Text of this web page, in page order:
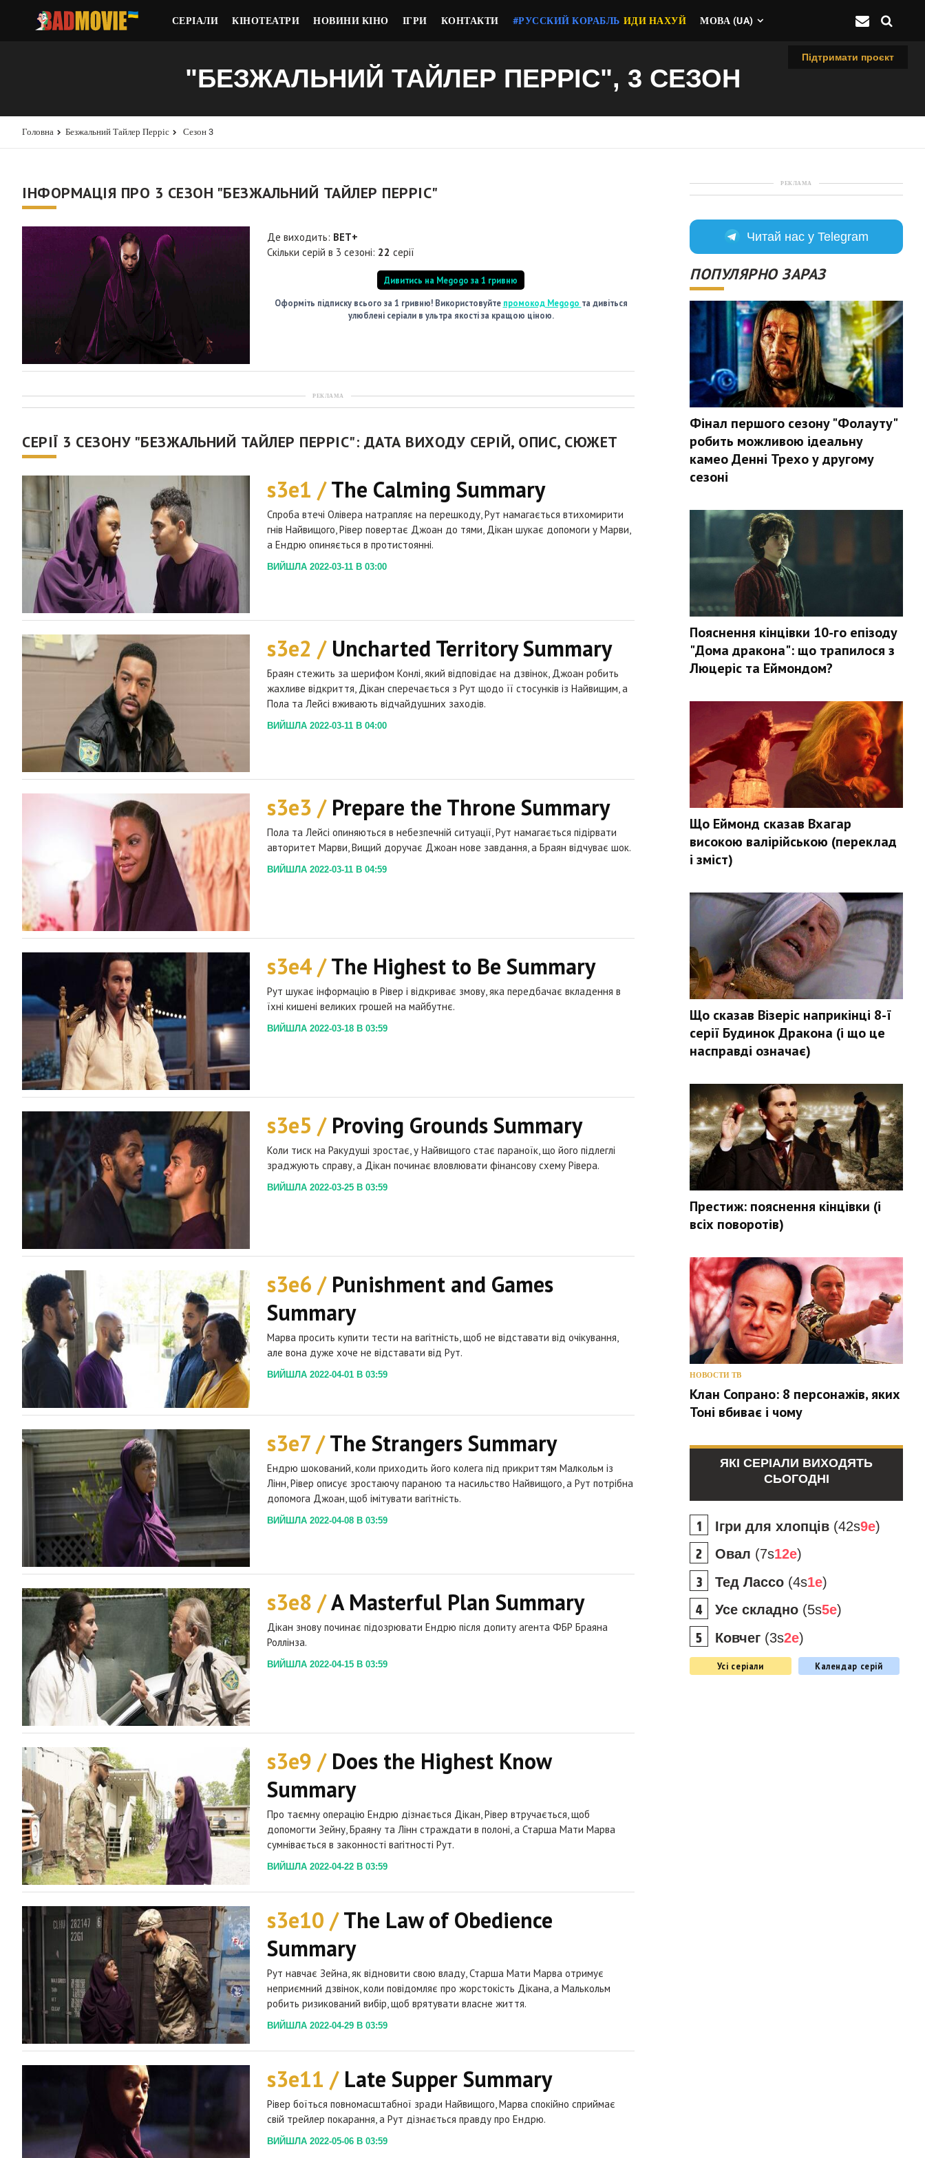
СЕРІАЛИ КІНОТЕАТРИ НОВИНИ КІНО ІГРИ КОНТАКТИ #РУССКИЙ КОРАБЛЬ ИДИ НАХУЙ МОВА (UA)
Підтримати проєкт
"БЕЗЖАЛЬНИЙ ТАЙЛЕР ПЕРРІС", 3 СЕЗОН
Головна Безжальний Тайлер Перріс Сезон 3
ІНФОРМАЦІЯ ПРО 3 СЕЗОН "БЕЗЖАЛЬНИЙ ТАЙЛЕР ПЕРРІС"
Де виходить: BET+
Скільки серій в 3 сезоні: 22 серії
Дивитись на Megogo за 1 гривню
Оформіть підписку всього за 1 гривню! Використовуйте промокод Megogo та дивіться
улюблені серіали в ультра якості за кращою ціною.
РЕКЛАМА
СЕРІЇ 3 СЕЗОНУ "БЕЗЖАЛЬНИЙ ТАЙЛЕР ПЕРРІС": ДАТА ВИХОДУ СЕРІЙ, ОПИС, СЮЖЕТ
s3e1 /The Calming Summary
Спроба втечі Олівера натрапляє на перешкоду, Рут намагається втихомирити
гнів Найвищого, Рівер повертає Джоан до тями, Дікан шукає допомоги у Марви,
а Ендрю опиняється в протистоянні.
ВИЙШЛА 2022-03-11 В 03:00
s3e2 / Uncharted Territory Summary
Браян стежить за шерифом Конлі, який відповідає на дзвінок, Джоан робить
жахливе відкриття, Дікан сперечається з Рут щодо її стосунків із Найвищим, а
Пола та Лейсі вживають відчайдушних заходів.
ВИЙШЛА 2022-03-11 В 04:00
s3e3 / Prepare the Throne Summary
Пола та Лейсі опиняються в небезпечній ситуації, Рут намагається підірвати
авторитет Марви, Вищий доручає Джоан нове завдання, а Браян відчуває шок.
ВИЙШЛА 2022-03-11 В 04:59
s3e4 /The Highest to Be Summary
Рут шукає інформацію в Рівер і відкриває змову, яка передбачає вкладення в
їхні кишені великих грошей на майбутнє.
ВИЙШЛА 2022-03-18 В 03:59
s3e5 / Proving Grounds Summary
Коли тиск на Ракудуші зростає, у Найвищого стає параноїк, що його підлеглі
зраджують справу, а Дікан починає вловлювати фінансову схему Рівера.
ВИЙШЛА 2022-03-25 В 03:59
s3e6 / Punishment and Games
Summary
Марва просить купити тести на вагітність, щоб не відставати від очікування,
але вона дуже хоче не відставати від Рут.
ВИЙШЛА 2022-04-01 В 03:59
s3e7 /The Strangers Summary
Ендрю шокований, коли приходить його колега під прикриттям Малкольм із
Лінн, Рівер описує зростаючу параною та насильство Найвищого, а Рут потрібна
допомога Джоан, щоб імітувати вагітність.
ВИЙШЛА 2022-04-08 В 03:59
s3e8 /A Masterful Plan Summary
Дікан знову починає підозрювати Ендрю після допиту агента ФБР Браяна
Роллінза.
ВИЙШЛА 2022-04-15 В 03:59
s3e9 / Does the Highest Know
Summary
Про таємну операцію Ендрю дізнається Дікан, Рівер втручається, щоб
допомогти Зейну, Браяну та Лінн страждати в полоні, а Старша Мати Марва
сумнівається в законності вагітності Рут.
ВИЙШЛА 2022-04-22 В 03:59
s3e10 /The Law of Obedience
Summary
Рут навчає Зейна, як відновити свою владу, Старша Мати Марва отримує
неприємний дзвінок, коли повідомляє про жорстокість Дікана, а Малькольм
робить ризикований вибір, щоб врятувати власне життя.
ВИЙШЛА 2022-04-29 В 03:59
s3e11 / Late Supper Summary
Рівер боїться повномасштабної зради Найвищого, Марва спокійно сприймає
свій трейлер покарання, а Рут дізнається правду про Ендрю.
ВИЙШЛА 2022-05-06 В 03:59
РЕКЛАМА
Читай нас у Telegram
ПОПУЛЯРНО ЗАРАЗ
Фінал першого сезону "Фолауту"
робить можливою ідеальну
камео Денні Трехо у другому
сезоні
Пояснення кінцівки 10-го епізоду
"Дома дракона": що трапилося з
Люцеріс та Еймондом?
Що Еймонд сказав Вхагар
високою валірійською (переклад
і зміст)
Що сказав Візеріс наприкінці 8-ї
серії Будинок Дракона (і що це
насправді означає)
Престиж: пояснення кінцівки (і
всіх поворотів)
НОВОСТИ ТВ
Клан Сопрано: 8 персонажів, яких
Тоні вбиває і чому
ЯКІ СЕРІАЛИ ВИХОДЯТЬ
СЬОГОДНІ
Ігри для хлопців (42s9e)
Овал (7s12e)
Тед Лассо (4s1e)
Усе складно (5s5e)
Ковчег (3s2e)
Усі серіали Календар серій